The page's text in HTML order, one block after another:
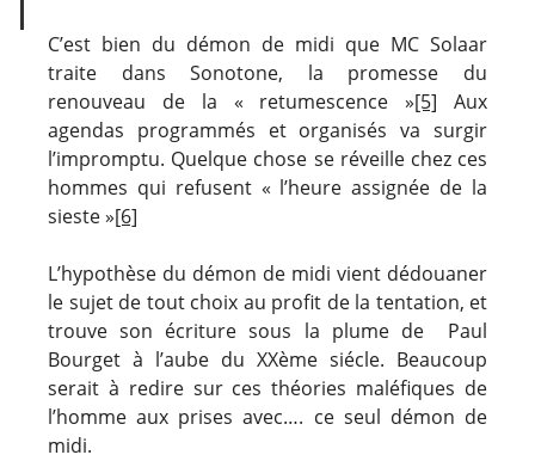
C’est bien du démon de midi que MC Solaar
traite dans Sonotone, la promesse du
renouveau de la « retumescence »[5] Aux
agendas programmés et organisés va surgir
l’impromptu. Quelque chose se réveille chez ces
hommes qui refusent « l’heure assignée de la
sieste »[6]
L’hypothèse du démon de midi vient dédouaner
le sujet de tout choix au profit de la tentation, et
trouve son écriture sous la plume de Paul
Bourget à l’aube du XXème siécle. Beaucoup
serait à redire sur ces théories maléfiques de
l’homme aux prises avec…. ce seul démon de
midi.